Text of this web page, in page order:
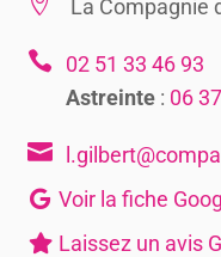
La Compagnie

02 51 33 46 93
Astreinte: 06

Voir la fiche
Laissez un avis